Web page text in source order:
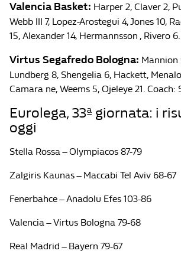
Valencia Basket: Harper 2, Claver 2,
Webb III 7, Lopez-Arostegui 4, Jones 10,
15, Alexander 14, Hermannsson , Rivero
Virtus Segafredo Bologna: Mannion
Lundberg 8, Shengelia 6, Hackett,
Camara ne, Weems 5, Ojeleye 21. Coach:
Eurolega, 33ª giornata: i
oggi
Stella Rossa – Olympiacos 87-79
Zalgiris Kaunas – Maccabi Tel Aviv 68-67
Fenerbahce – Anadolu Efes 103-86
Valencia – Virtus Bologna 79-68
Real Madrid – Bayern 79-67